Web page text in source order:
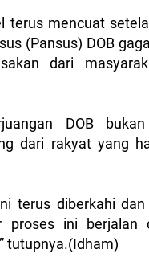
terus mencuat
(Pansus) DOB
dari
DOB
dari rakyat yang
terus diberkahi
ini berjalan
tutupnya.(Idham)